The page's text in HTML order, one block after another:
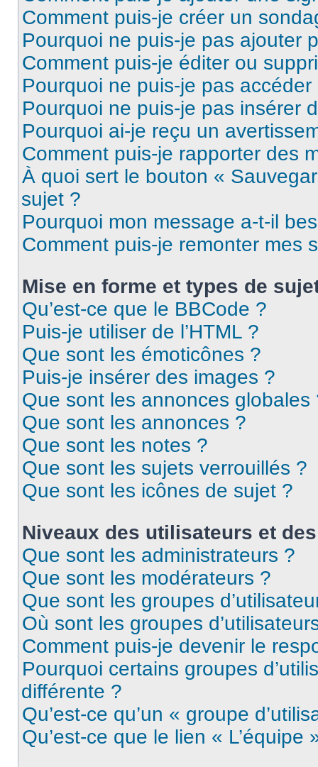
Comment puis-je créer un
Pourquoi ne puis-je pas ajouter
Comment puis-je éditer ou
Pourquoi ne puis-je pas
Pourquoi ne puis-je pas insérer
Pourquoi ai-je reçu un
Comment puis-je rapporter des
À quoi sert le bouton «
sujet ?
Pourquoi mon message a-t-il
Comment puis-je remonter mes
Mise en forme et types de
Qu’est-ce que le BBCode ?
Puis-je utiliser de l’HTML ?
Que sont les émoticônes ?
Puis-je insérer des images ?
Que sont les annonces globales
Que sont les annonces ?
Que sont les notes ?
Que sont les sujets verrouillés ?
Que sont les icônes de sujet ?
Niveaux des utilisateurs et
Que sont les administrateurs ?
Que sont les modérateurs ?
Que sont les groupes
Où sont les groupes
Comment puis-je devenir le
Pourquoi certains groupes
différente ?
Qu’est-ce qu’un « groupe
Qu’est-ce que le lien « L’équipe